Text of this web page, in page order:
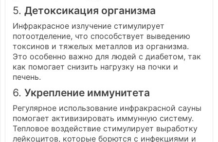
5. Детоксикация организма
Инфракрасное излучение стимулирует
потоотделение, что способствует выведению
токсинов и тяжелых металлов из организма.
Это особенно важно для людей с диабетом, так
как помогает снизить нагрузку на почки и
печень.
6. Укрепление иммунитета
Регулярное использование инфракрасной сауны
помогает активизировать иммунную систему.
Тепловое воздействие стимулирует выработку
лейкоцитов, которые борются с инфекциями и